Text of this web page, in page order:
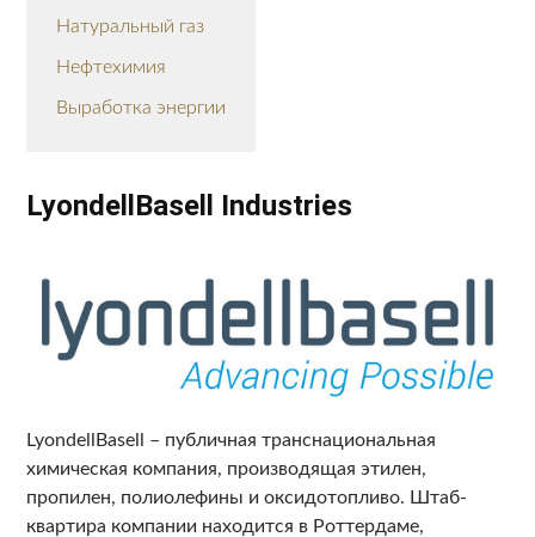
Натуральный газ
Нефтехимия
Выработка энергии
LyondellBasell Industries
LyondellBasell – публичная транснациональная
химическая компания, производящая этилен,
пропилен, полиолефины и оксидотопливо. Штаб-
квартира компании находится в Роттердаме,